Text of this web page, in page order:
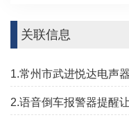
关联信息
1.常州市武进悦达电声
2.语音倒车报警器提醒